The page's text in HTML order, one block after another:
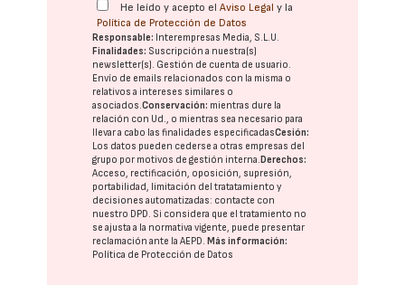
He leído y acepto elAviso Legal y la
Política de Protección de Datos
Responsable: Interempresas Media, S.L.U.
Finalidades: Suscripción a nuestra(s)
newsletter(s). Gestión de cuenta de usuario.
Envío de emails relacionados con la misma o
relativos a intereses similares o
asociados.Conservación: mientras dure la
relación con Ud., o mientras sea necesario para
llevar a cabo las finalidades especificadasCesión:
Los datos pueden cederse a otras empresas del
grupo por motivos de gestión interna. Derechos:
Acceso, rectificación, oposición, supresión,
portabilidad, limitación del tratatamiento y
decisiones automatizadas: contacte con
nuestro DPD. Si considera que el tratamiento no
se ajusta a la normativa vigente, puede presentar
reclamación ante laAEPD. Más información:
Política de Protección de Datos